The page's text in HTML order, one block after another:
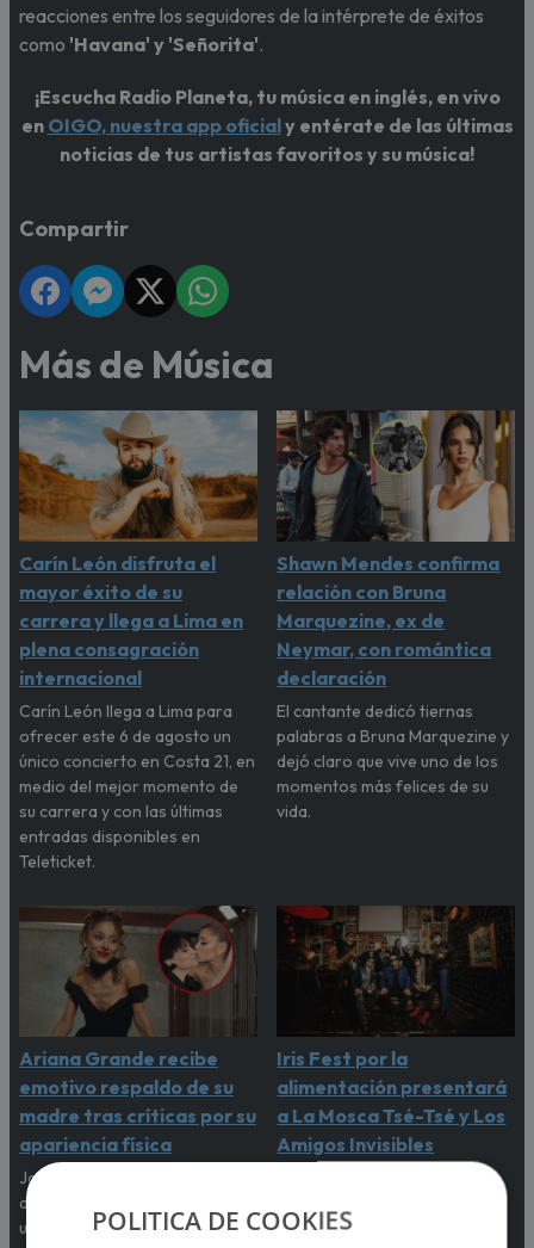
reacciones entre los seguidores de la intérprete de éxitos
como 'Havana' y 'Señorita'.
¡Escucha Radio Planeta, tu música en inglés, en vivo
en OIGO, nuestra app oficialy entérate de las últimas
noticias de tus artistas favoritos y su música!
Compartir
Más de Música
Carín León disfruta el
mayor éxito de su
carrera y llega a Lima en
plena consagración
internacional
Carín León llega a Lima para
ofrecer este 6 de agosto un
único concierto en Costa 21, en
medio del mejor momento de
su carrera y con las últimas
entradas disponibles en
Teleticket.
Shawn Mendes confirma
relación con Bruna
Marquezine, ex de
Neymar, con romántica
declaración
El cantante dedicó tiernas
palabras a Bruna Marquezine y
dejó claro que vive uno de los
momentos más felices de su
vida.
Ariana Grande recibe
emotivo respaldo de su
madre tras críticas por su
apariencia física
Joan Grande salió en defensa
de la cantante luego de que
usuarios expresaran
Iris Fest por la
alimentación presentará
a La Mosca Tsé-Tsé y Los
Amigos Invisibles
esta vez para sumarse a la
POLITICA DE COOKIES